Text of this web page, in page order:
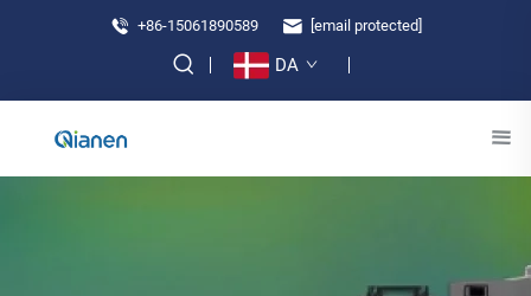
+86-15061890589 [email protected]
DA